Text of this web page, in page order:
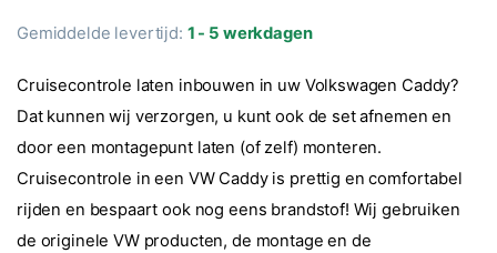
5.00
op 5
gebaseerd
ling
Gemiddelde levertijd: 1 - 5 werkdagen
Cruisecontrole laten inbouwen in uw Volkswagen Caddy?
Dat kunnen wij verzorgen, u kunt ook de set afnemen en
door een montagepunt laten (of zelf) monteren.
Cruisecontrole in een VW Caddy is prettig en comfortabel
rijden en bespaart ook nog eens brandstof! Wij gebruiken
de originele VW producten, de montage en de